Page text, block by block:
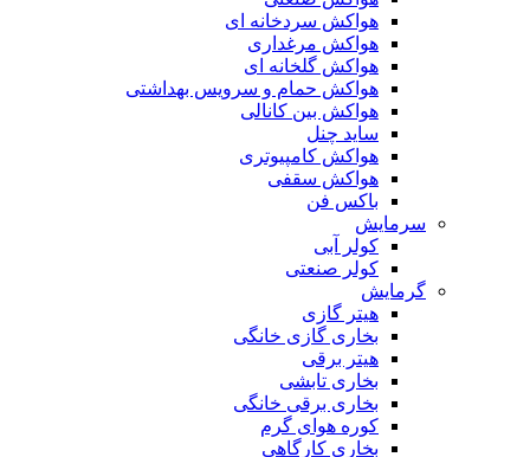
هواکش سردخانه ای
هواکش مرغداری
هواکش گلخانه ای
هواکش حمام و سرویس بهداشتی
هواکش بین کانالی
ساید چنل
هواکش کامپیوتری
هواکش سقفی
باکس فن
سرمایش
کولر آبی
کولر صنعتی
گرمایش
هیتر گازی
بخاری گازی خانگی
هیتر برقی
بخاری تابشی
بخاری برقی خانگی
کوره هوای گرم
بخاری کارگاهی